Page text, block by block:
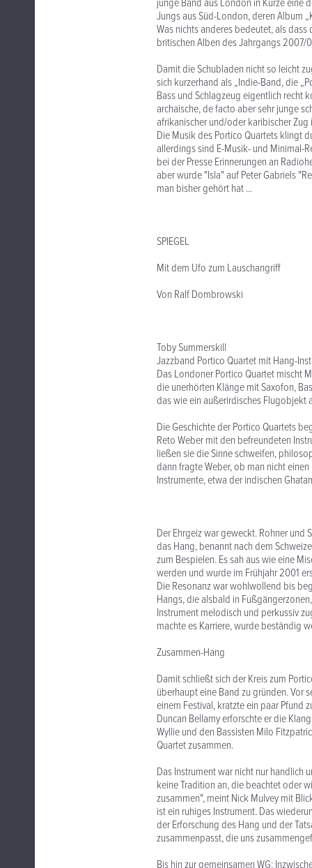
junge Band aus London in Kürze eine
Jungs aus Süd-London, deren Album
Was nichts anderes bedeutet, als
britischen Alben des Jahrgangs 2007/
Damit die Schubladen nicht so leicht
sich kurzerhand als „Indie-Band, die
Bass und Schlagzeug eigentlich recht
archaische, de facto aber sehr junge
afrikanischer und/oder karibischer Zug
Die Musik des Portico Quartets klingt
allerdings sind E-Musik- und Minimal-
bei der Presse Erinnerungen an
aber wurde "Isla" auf Peter Gabriels
man bisher gehört hat ...
SPIEGEL
Mit dem Ufo zum Lauschangriff
Von Ralf Dombrowski
Toby Summerskill
Jazzband Portico Quartet mit Hang-
Das Londoner Portico Quartet mischt
die unerhörten Klänge mit Saxofon,
das wie ein außerirdisches Flugobjekt
Die Geschichte der Portico Quartets
Reto Weber mit den befreundeten
ließen sie die Sinne schweifen,
dann fragte Weber, ob man nicht
Instrumente, etwa der indischen
Der Ehrgeiz war geweckt. Rohner und
das Hang, benannt nach dem
zum Bespielen. Es sah aus wie eine
werden und wurde im Frühjahr 2001
Die Resonanz war wohlwollend bis
Hangs, die alsbald in
Instrument melodisch und perkussiv
machte es Karriere, wurde beständig
Zusammen-Hang
Damit schließt sich der Kreis zum
überhaupt eine Band zu gründen. Vor
einem Festival, kratzte ein paar Pfund
Duncan Bellamy erforschte er die
Wyllie und den Bassisten Milo
Quartet zusammen.
Das Instrument war nicht nur handlich
keine Tradition an, die beachtet oder
zusammen", meint Nick Mulvey mit
ist ein ruhiges Instrument. Das
der Erforschung des Hang und der
zusammenpasst, die uns
Bis hin zur gemeinsamen WG: